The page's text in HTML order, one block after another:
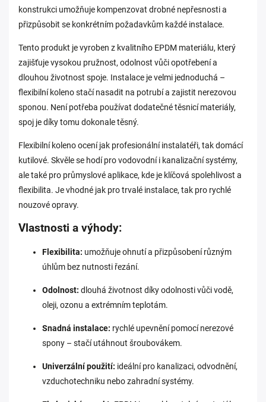
konstrukci umožňuje kompenzovat drobné nepřesnosti a
přizpůsobit se konkrétním požadavkům každé instalace.
Tento produkt je vyroben z kvalitního EPDM materiálu, který
zajišťuje vysokou pružnost, odolnost vůči opotřebení a
dlouhou životnost spoje. Instalace je velmi jednoduchá –
flexibilní koleno stačí nasadit na potrubí a zajistit nerezovou
sponou. Není potřeba používat dodatečné těsnicí materiály,
spoj je díky tomu dokonale těsný.
Flexibilní koleno ocení jak profesionální instalatéři, tak domácí
kutilové. Skvěle se hodí pro vodovodní i kanalizační systémy,
ale také pro průmyslové aplikace, kde je klíčová spolehlivost a
flexibilita. Je vhodné jak pro trvalé instalace, tak pro rychlé
nouzové opravy.
Vlastnosti a výhody:
Flexibilita: umožňuje ohnutí a přizpůsobení různým
úhlům bez nutnosti řezání.
Odolnost: dlouhá životnost díky odolnosti vůči vodě,
oleji, ozonu a extrémním teplotám.
Snadná instalace: rychlé upevnění pomocí nerezové
spony – stačí utáhnout šroubovákem.
Univerzální použití: ideální pro kanalizaci, odvodnění,
vzduchotechniku nebo zahradní systémy.